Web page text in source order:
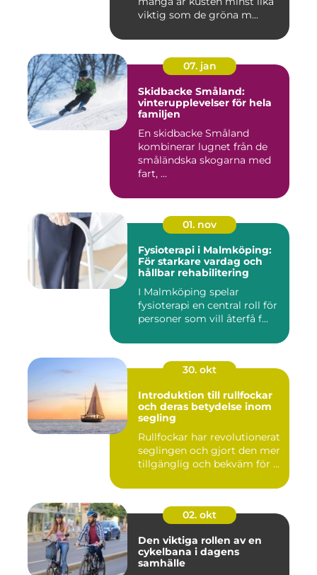
viktig som de gröna m...
07. jan
Skidbacke Småland:
vinterupplevelser för hela
familjen
En skidbacke Småland
kombinerar lugnet från de
småländska skogarna med
fart, ...
01. nov
Fysioterapi i Malmköping:
För starkare vardag och
hållbar rehabilitering
I Malmköping spelar
fysioterapi en central roll för
personer som vill återfå f...
30. okt
Introduktion till rullfockar
och deras betydelse inom
segling
Rullfockar har revolutionerat
seglingen och gjort den mer
tillgänglig och bekväm för ...
02. okt
Den viktiga rollen av en
cykelbana i dagens
samhälle